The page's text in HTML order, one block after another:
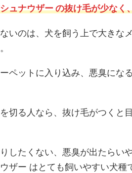
ュナウザー の抜け毛が少なく
いのは、犬を飼う上で大きな
ペットに入り込み、悪臭にな
切る人なら、抜け毛がつくと
したくない、悪臭が出たらい
ザー はとても飼いやすい犬種